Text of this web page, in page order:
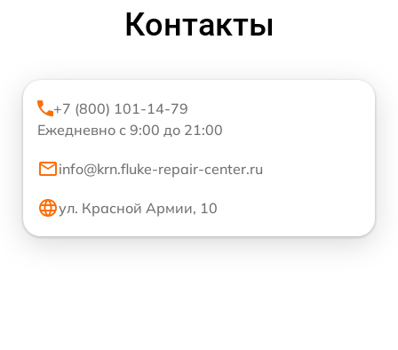
Контакты
+7 (800) 101-14-79
Ежедневно с 9:00 до 21:00
info@krn.fluke-repair-center.ru
ул. Красной Армии, 10